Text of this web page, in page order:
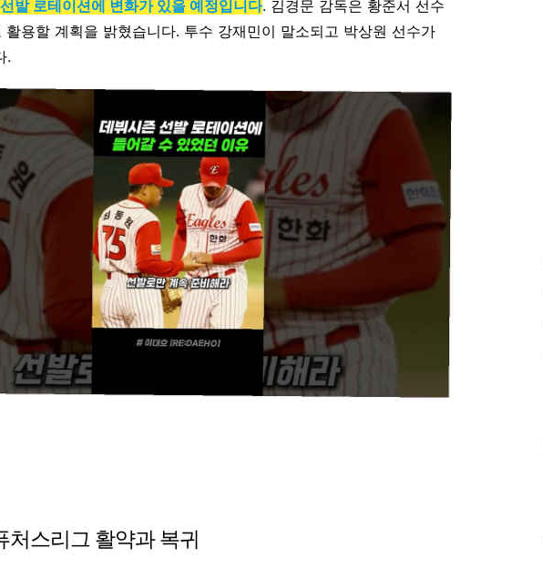
발 로테이션에 변화가 있을 예정입니다. 김경문 감독은 황준서 선수
활용할 계획을 밝혔습니다. 투수 강재민이 말소되고 박상원 선수가
.
처스리그 활약과 복귀